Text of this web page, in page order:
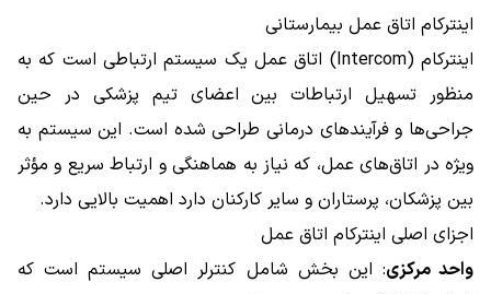
اینترکام اتاق عمل بیمارستانی
اینترکام (Intercom) اتاق عمل یک سیستم ارتباطی است که به
منظور تسهیل ارتباطات بین اعضای تیم پزشکی در حین
جراحی‌ها و فرآیندهای درمانی طراحی شده است. این سیستم به
ویژه در اتاق‌های عمل، که نیاز به هماهنگی و ارتباط سریع و مؤثر
بین پزشکان، پرستاران و سایر کارکنان دارد اهمیت بالایی دارد.
اجزای اصلی اینترکام اتاق عمل
واحد مرکزی: این بخش شامل کنترلر اصلی سیستم است که